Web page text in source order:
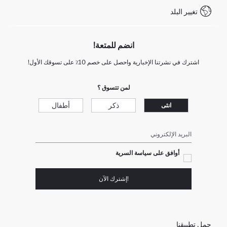
+212 525 076 633 خدمة العملاءتغيير البلد
انضم للمتعة!
اشترك في نشرتنا الإخبارية واحصل على خصم 10٪ على تسوقك الأول!
لمن تتسوق ؟
انثى ذكر أطفال
البريد الإلكتروني
أوافق على سياسة السرية
!إشترك الآن
حمل تطبيقنا